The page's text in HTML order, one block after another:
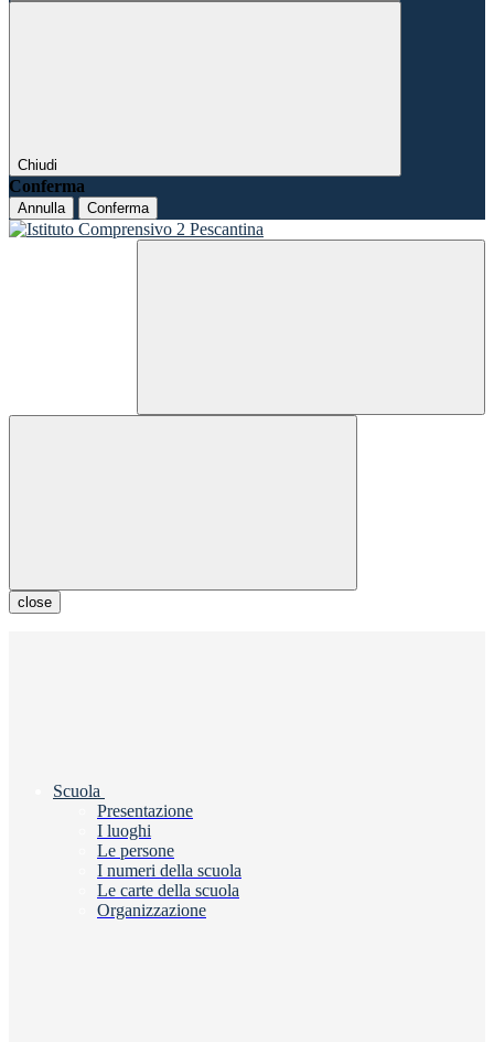
Chiudi
Conferma
Annulla Conferma
close
Scuola
Presentazione
I luoghi
Le persone
I numeri della scuola
Le carte della scuola
Organizzazione